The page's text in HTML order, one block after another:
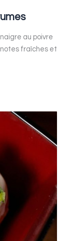
au poivre
fraîches et